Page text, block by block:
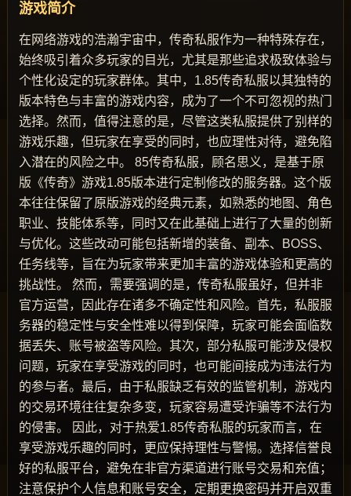
游戏简介
在网络游戏的浩瀚宇宙中，传奇私服作为一种特殊存在，
始终吸引着众多玩家的目光，尤其是那些追求极致体验与
个性化设定的玩家群体。其中，1.85传奇私服以其独特的
版本特色与丰富的游戏内容，成为了一个不可忽视的热门
选择。然而，值得注意的是，尽管这类私服提供了别样的
游戏乐趣，但玩家在享受的同时，也应理性对待，避免陷
入潜在的风险之中。 85传奇私服，顾名思义，是基于原
版《传奇》游戏1.85版本进行定制修改的服务器。这个版
本往往保留了原版游戏的经典元素，如熟悉的地图、角色
职业、技能体系等，同时又在此基础上进行了大量的创新
与优化。这些改动可能包括新增的装备、副本、BOSS、
任务线等，旨在为玩家带来更加丰富的游戏体验和更高的
挑战性。 然而，需要强调的是，传奇私服虽好，但并非
官方运营，因此存在诸多不确定性和风险。首先，私服服
务器的稳定性与安全性难以得到保障，玩家可能会面临数
据丢失、账号被盗等风险。其次，部分私服可能涉及侵权
问题，玩家在享受游戏的同时，也可能间接成为违法行为
的参与者。最后，由于私服缺乏有效的监管机制，游戏内
的交易环境往往复杂多变，玩家容易遭受诈骗等不法行为
的侵害。 因此，对于热爱1.85传奇私服的玩家而言，在
享受游戏乐趣的同时，更应保持理性与警惕。选择信誉良
好的私服平台，避免在非官方渠道进行账号交易和充值；
注意保护个人信息和账号安全，定期更换密码并开启双重